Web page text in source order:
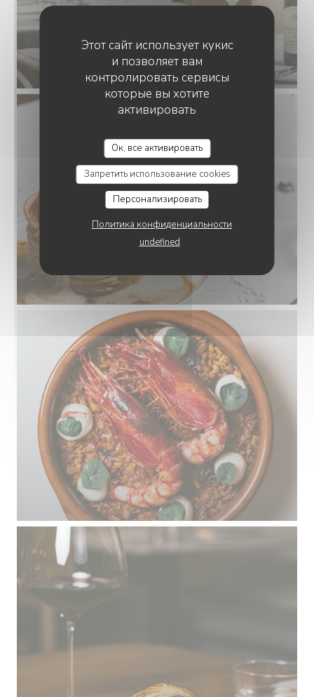
Этот сайт использует кукис
и позволяет вам
контролировать сервисы
которые вы хотите
активировать
Ок, все активировать
Запретить использование cookies
Персонализировать
Политика конфиденциальности
undefined